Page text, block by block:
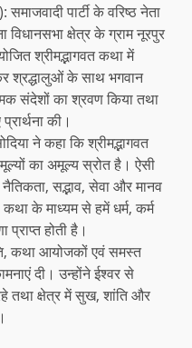
पार्टी के वरिष्ठ नेता
विधानसभा क्षेत्र के ग्राम नूरपुर
श्रीमद्भागवत कथा में
श्रद्धालुओं के साथ भगवान
संदेशों का श्रवण किया तथा
की।
ने कहा कि श्रीमद्भागवत
का अमूल्य स्रोत है। ऐसी
सद्भाव, सेवा और मानव
के माध्यम से हमें धर्म, कर्म
होती है।
कथा आयोजकों एवं समस्त
दी। उन्होंने ईश्वर से
तथा क्षेत्र में सुख, शांति और